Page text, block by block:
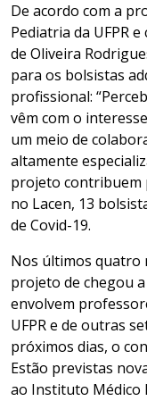
De acordo com a
Pediatria da UFPR
de Oliveira
para os bolsistas
profissional:
vêm com o
um meio de
altamente
projeto contribuem
no Lacen, 13
de Covid-19.
Nos últimos quatro
projeto de chegou a
envolvem
UFPR e de outras
próximos dias, o
Estão previstas
ao Instituto Médico